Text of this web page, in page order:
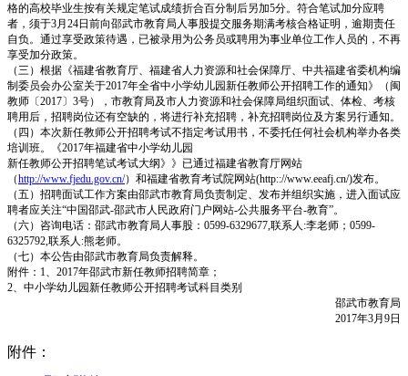
格的高校毕业生按有关规定笔试成绩折合百分制后另加5分。符合笔试加分应聘
者，须于3月24日前向邵武市教育局人事股提交服务期满考核合格证明，逾期责任
自负。通过享受政策待遇，已被录用为公务员或聘用为事业单位工作人员的，不再
享受加分政策。
（三）根据《福建省教育厅、福建省人力资源和社会保障厅、中共福建省委机构编
制委员会办公室关于2017年全省中小学幼儿园新任教师公开招聘工作的通知》（闽
教师〔2017〕3号），市教育局及市人力资源和社会保障局组织面试、体检、考核
聘用后，招聘岗位还有空缺的，将进行补充招聘，补充招聘岗位及方案另行通知。
（四）本次新任教师公开招聘考试不指定考试用书，不委托任何社会机构举办各类
培训班。《2017年福建省中小学幼儿园
新任教师公开招聘笔试考试大纲》》已通过福建省教育厅网站
（http://www.fjedu.gov.cn/）和福建省教育考试院网站(http:://www.eeafj.cn/)发布。
（五）招聘面试工作方案由邵武市教育局负责制定、发布并组织实施，进入面试应
聘者应关注“中国邵武-邵武市人民政府门户网站-公共服务平台-教育”。
（六）咨询电话：邵武市教育局人事股：0599-6329677,联系人:李老师；0599-
6325792,联系人:熊老师。
（七）本公告由邵武市教育局负责解释。
附件：1、2017年邵武市新任教师招聘简章；
2、中小学幼儿园新任教师公开招聘考试科目类别
邵武市教育局
2017年3月9日
附件：